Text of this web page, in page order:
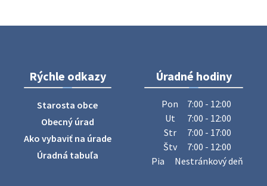
ZBER ŽELEZA
Obecný úrad oznamuje občanom, že v stredu 29. júla 2026
sa v našej obci uskutoční zber železa. Pracovníci Obecného
úradu budú od 8.00 hod. prechádzať obcou a zbierať
železný odpad …
27. júla 2026 06:31
Rýchle odkazy
Starosta obce
Obecný úrad
Ako vybaviť na úrade
Úradná tabuľa
Úradné hodiny
Pon
7:00 - 12:00
Ut
7:00 - 12:00
Str
7:00 - 17:00
Štv
7:00 - 12:00
Pia
Nestránkový deň